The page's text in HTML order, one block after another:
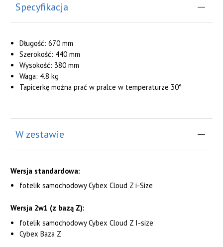
Specyfikacja
Długość: 670 mm
Szerokość: 440 mm
Wysokość: 380 mm
Waga: 4.8 kg
Tapicerkę można prać w pralce w temperaturze 30°
W zestawie
Wersja standardowa:
fotelik samochodowy Cybex Cloud Z i-Size
Wersja 2w1 (z bazą Z):
fotelik samochodowy Cybex Cloud Z I-size
Cybex Baza Z